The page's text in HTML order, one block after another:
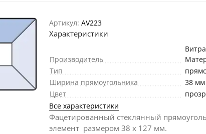
Артикул: AV223
Характеристики
Производитель
Тип
Ширина прямоугольника
38 мм
Цвет
Все характеристики
Фацетированный стеклянный
элемент размером 38 х 127 мм.